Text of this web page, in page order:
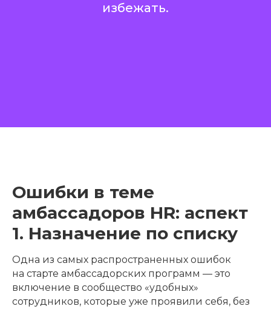
избежать.
Ошибки в теме
амбассадоров HR: аспект
1. Назначение по списку
Одна из самых распространенных ошибок
на старте амбассадорских программ — это
включение в сообщество «удобных»
сотрудников, которые уже проявили себя, без